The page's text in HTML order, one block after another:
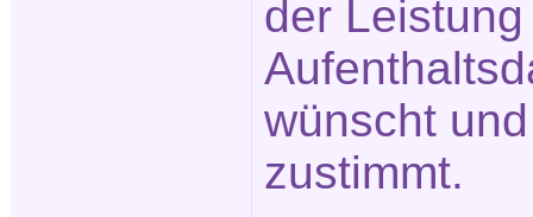
der
wünscht
zustimmt.